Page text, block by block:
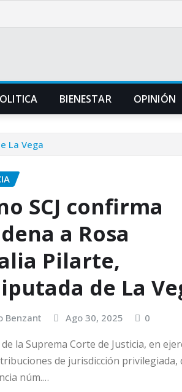
BIENESTAR OPINIÓN
La Vega
SCJ confirma
a Rosa
Pilarte,
de La
Benzant Ago 30, 2025 0
la Suprema Corte de Justicia, en
de jurisdicción privilegiada,
núm.…